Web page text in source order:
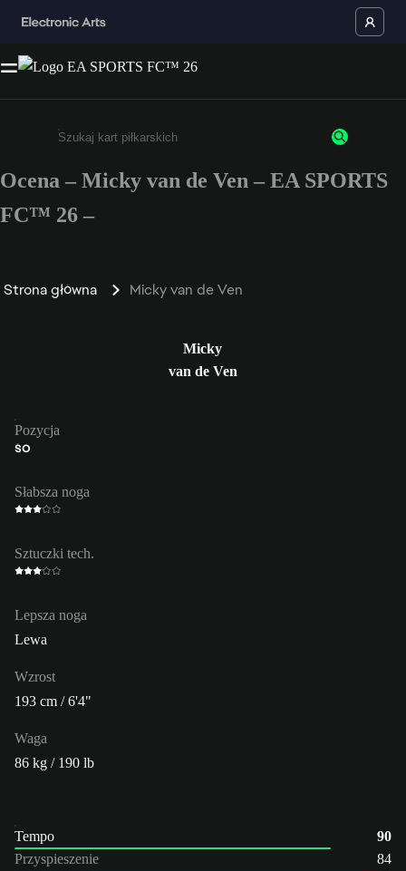
Wpisz co najmniej 3 znaki lub cyfry.
Ocena – Micky van de Ven – EA SPORTS
FC™ 26 –
Strona główna Micky van de Ven
Micky
van de Ven
Pozycja
ŚO
Słabsza noga
Sztuczki tech.
Lepsza noga
Lewa
Wzrost
193 cm / 6'4"
Waga
86 kg / 190 lb
Tempo
90
Przyspieszenie
84